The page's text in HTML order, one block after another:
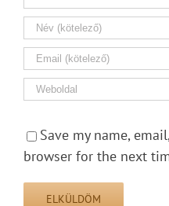
Save my name,
browser for the next